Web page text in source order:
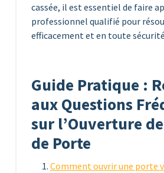
cassée, il est essentiel de faire
professionnel qualifié pour
efficacement et en toute
Guide Pratique :
aux Questions
sur l’Ouverture
de Porte
Comment ouvrir une porte